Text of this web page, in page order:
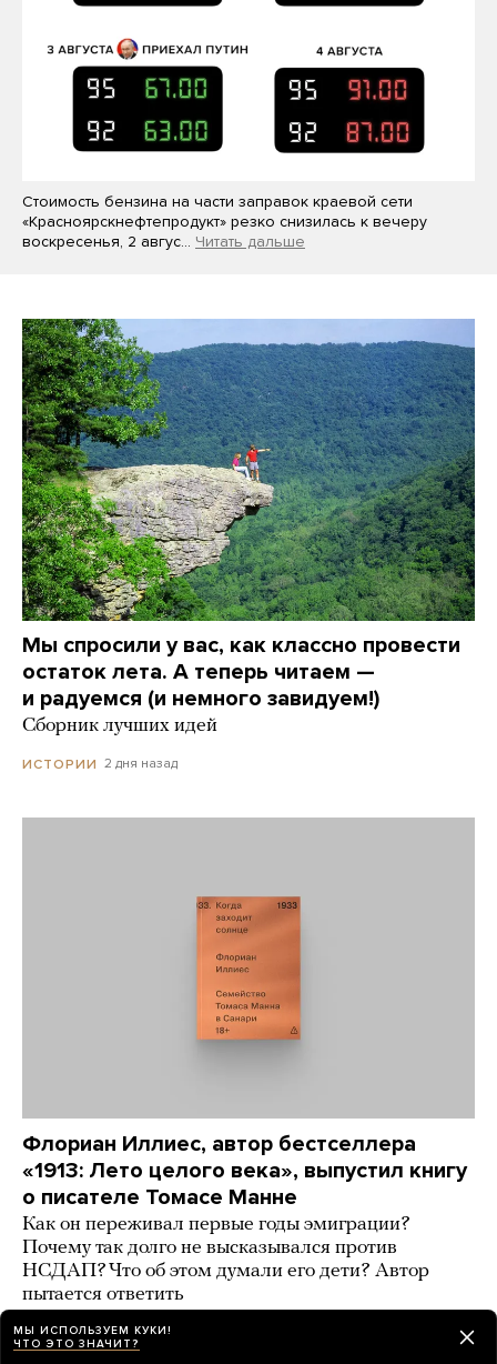
Стоимость бензина на части заправок краевой сети
«Красноярскнефтепродукт» резко снизилась к вечеру
воскресенья, 2 авгус… Читать дальше
Мы спросили у вас, как классно провести
остаток лета. А теперь читаем —
и радуемся (и немного завидуем!)
Сборник лучших идей
ИСТОРИИ 2 дня назад
Флориан Иллиес, автор бестселлера
«1913: Лето целого века», выпустил книгу
о писателе Томасе Манне
Как он переживал первые годы эмиграции?
Почему так долго не высказывался против
НСДАП? Что об этом думали его дети? Автор
пытается ответить
ИСТОРИИ 2 дня назад
МЫ ИСПОЛЬЗУЕМ КУКИ!
ЧТО ЭТО ЗНАЧИТ?